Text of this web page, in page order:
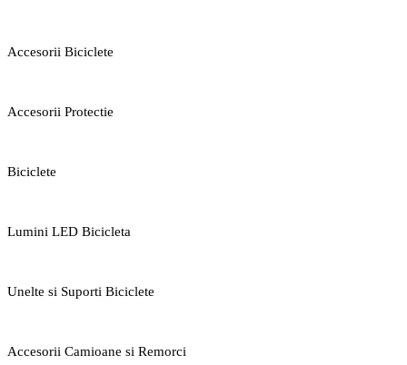
Accesorii Biciclete
Accesorii Protectie
Biciclete
Lumini LED Bicicleta
Unelte si Suporti Biciclete
Accesorii Camioane si Remorci